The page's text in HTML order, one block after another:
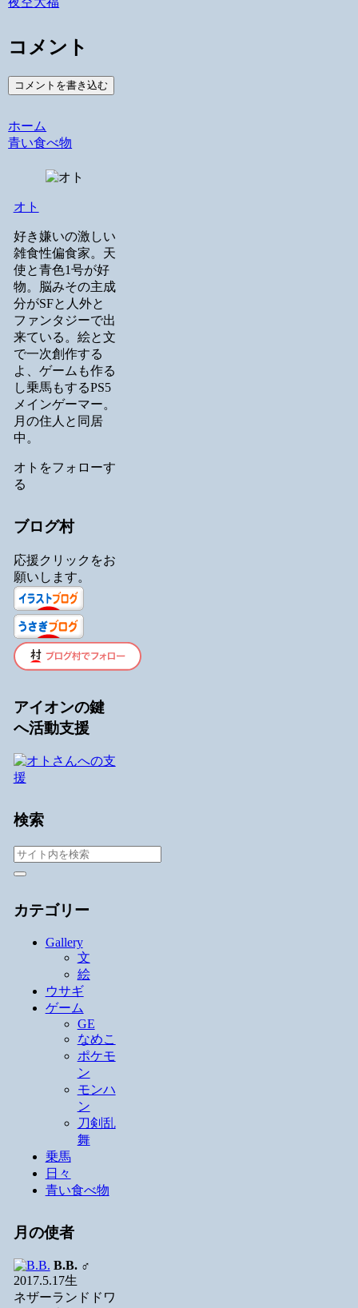
コメント
コメントを書き込む
ホーム
青い食べ物
オト
好き嫌いの激しい
雑食性偏食家。天
使と青色1号が好
物。脳みその主成
分がSFと人外と
ファンタジーで出
来ている。絵と文
で一次創作する
よ、ゲームも作る
し乗馬もするPS5
メインゲーマー。
月の住人と同居
中。
オトをフォローす
る
ブログ村
応援クリックをお
願いします。
アイオンの鍵
へ活動支援
検索
カテゴリー
Gallery
文
絵
ウサギ
ゲーム
GE
なめこ
ポケモ
ン
モンハ
ン
刀剣乱
舞
乗馬
日々
青い食べ物
月の使者
B.B.♂
2017.5.17生
ネザーランドドワ